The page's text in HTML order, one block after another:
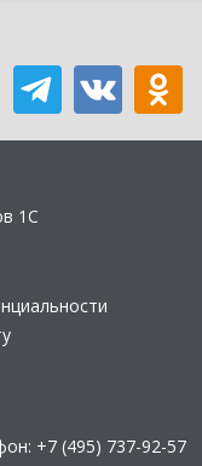
1С
+7 (495) 737-92-57